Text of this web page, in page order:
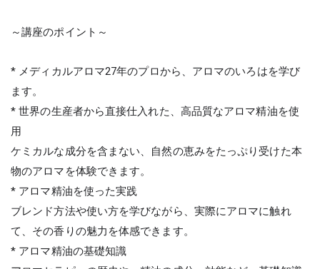
～講座のポイント～
* メディカルアロマ27年のプロから、アロマのいろはを学び
ます。
* 世界の生産者から直接仕入れた、高品質なアロマ精油を使
用
ケミカルな成分を含まない、自然の恵みをたっぷり受けた本
物のアロマを体験できます。
* アロマ精油を使った実践
ブレンド方法や使い方を学びながら、実際にアロマに触れ
て、その香りの魅力を体感できます。
* アロマ精油の基礎知識